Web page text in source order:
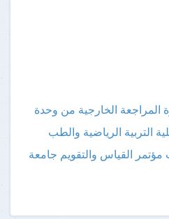
المراجعة الخارجية من وحدة
التربية الرياضية والطب
مؤتمر القياس والتقويم جامعة